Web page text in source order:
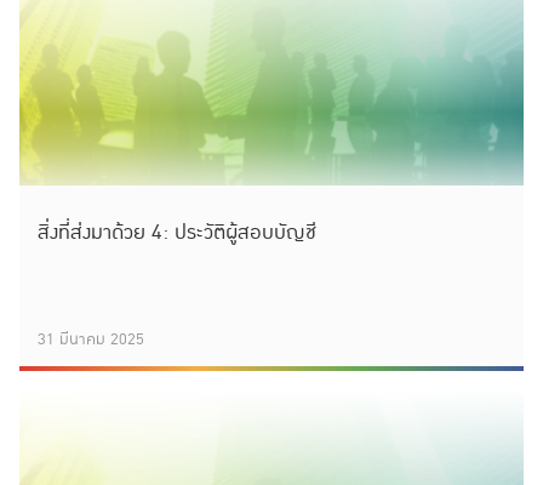
สิ่งที่ส่งมาด้วย 4: ประวัติผู้สอบบัญชี
31 มีนาคม 2025